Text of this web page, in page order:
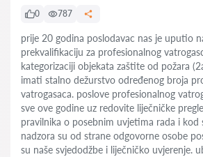
0 787
prije 20 godina poslodavac nas je uputio
prekvalifikaciju za profesionalnog
kategorizaciji objekata zaštite od požara
imati stalno dežurstvo određenog broja
vatrogasaca. poslove profesionalnog
sve ove godine uz redovite liječničke
pravilnika o posebnim uvjetima rada i kod
nadzora su od strane odgovorne osobe
su naše svjedodžbe i liječničko uvjerenje.